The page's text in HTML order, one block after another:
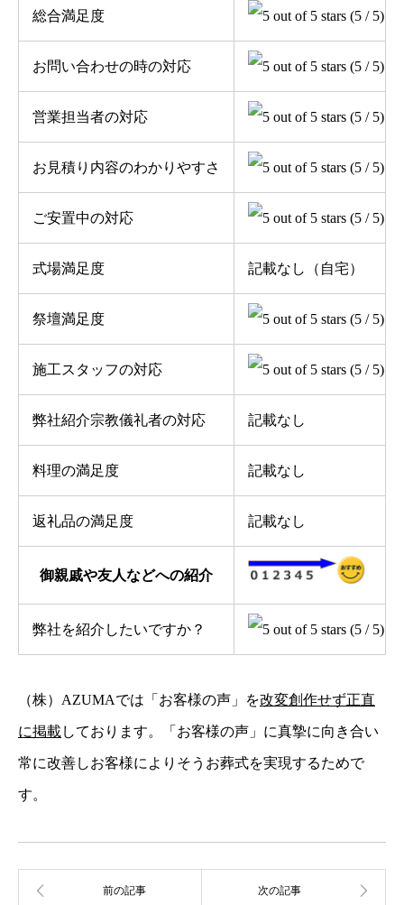
総合満足度 (5 / 5)
お問い合わせの時の対応 (5 / 5)
営業担当者の対応 (5 / 5)
お見積り内容のわかりやすさ (5 / 5)
ご安置中の対応 (5 / 5)
式場満足度 記載なし（自宅）
祭壇満足度 (5 / 5)
施工スタッフの対応 (5 / 5)
弊社紹介宗教儀礼者の対応 記載なし
料理の満足度 記載なし
返礼品の満足度 記載なし
御親戚や友人などへの紹介
弊社を紹介したいですか？ (5 / 5)
（株）AZUMAでは「お客様の声」を改変創作せず正直
に掲載しております。「お客様の声」に真摯に向き合い
常に改善しお客様によりそうお葬式を実現するためで
す。